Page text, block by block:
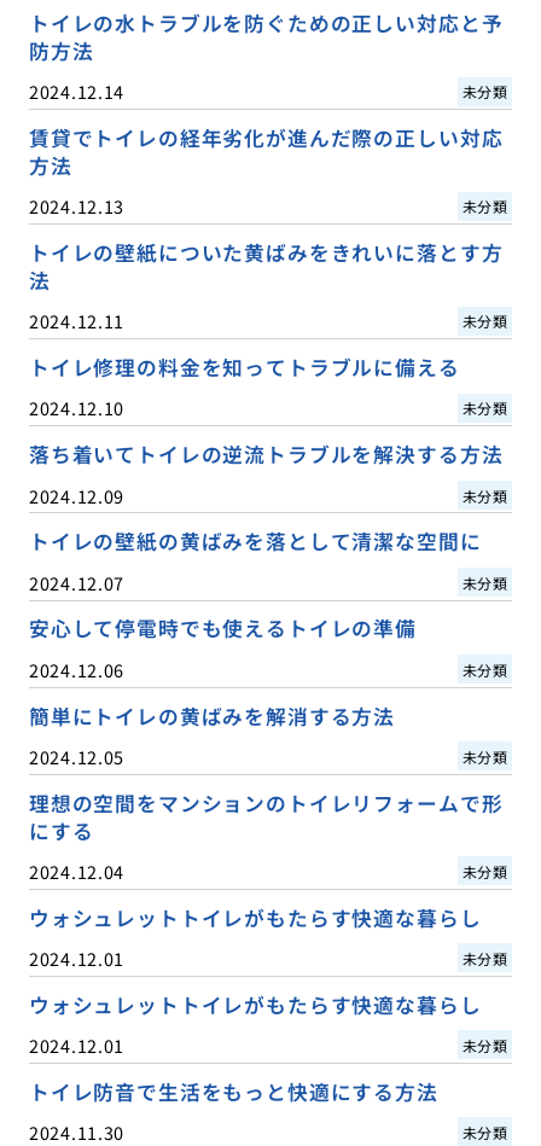
トイレの水トラブルを防ぐための正しい対応と予
防方法
2024.12.14 未分類
賃貸でトイレの経年劣化が進んだ際の正しい対応
方法
2024.12.13 未分類
トイレの壁紙についた黄ばみをきれいに落とす方
法
2024.12.11 未分類
トイレ修理の料金を知ってトラブルに備える
2024.12.10 未分類
落ち着いてトイレの逆流トラブルを解決する方法
2024.12.09 未分類
トイレの壁紙の黄ばみを落として清潔な空間に
2024.12.07 未分類
安心して停電時でも使えるトイレの準備
2024.12.06 未分類
簡単にトイレの黄ばみを解消する方法
2024.12.05 未分類
理想の空間をマンションのトイレリフォームで形
にする
2024.12.04 未分類
ウォシュレットトイレがもたらす快適な暮らし
2024.12.01 未分類
ウォシュレットトイレがもたらす快適な暮らし
2024.12.01 未分類
トイレ防音で生活をもっと快適にする方法
2024.11.30 未分類